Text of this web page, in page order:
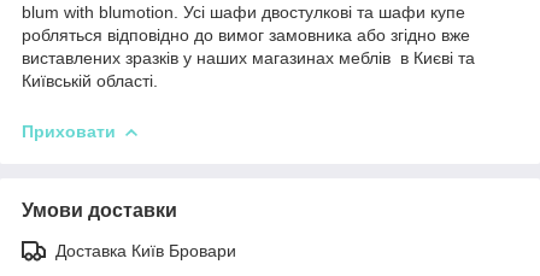
blum with blumotion. Усі шафи двостулкові та шафи купе
робляться відповідно до вимог замовника або згідно вже
виставлених зразків у наших магазинах меблів в Києві та
Київській області.
Приховати
Умови доставки
Доставка Київ Бровари